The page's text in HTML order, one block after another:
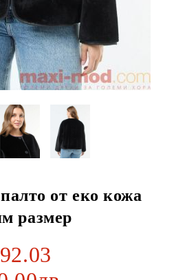
от еко кожа
размер